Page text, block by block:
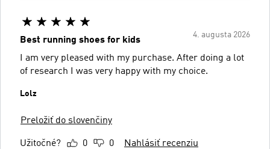
4. augusta 2026
Best running shoes for kids
I am very pleased with my purchase. After doing a lot
of research I was very happy with my choice.
Lolz
Preložiť do slovenčiny
Užitočné? 0 0 Nahlásiť recenziu